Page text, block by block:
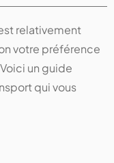
relativement
votre préférence
un guide
qui vous